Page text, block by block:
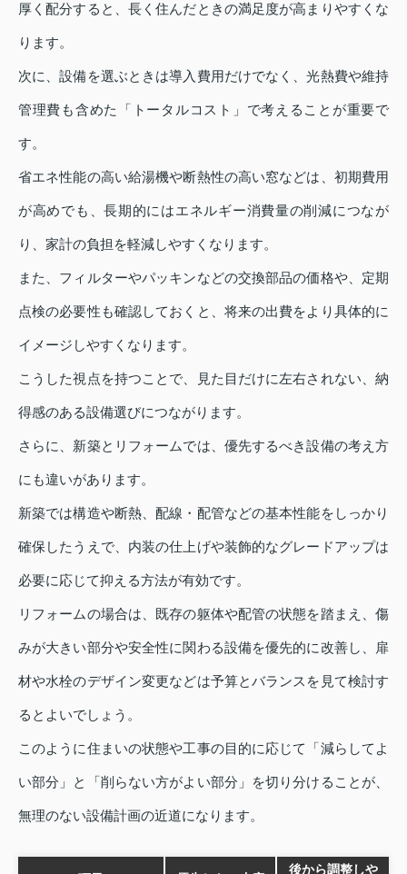
厚く配分すると、長く住んだときの満足度が高まりやすくな
ります。
次に、設備を選ぶときは導入費用だけでなく、光熱費や維持
管理費も含めた「トータルコスト」で考えることが重要で
す。
省エネ性能の高い給湯機や断熱性の高い窓などは、初期費用
が高めでも、長期的にはエネルギー消費量の削減につなが
り、家計の負担を軽減しやすくなります。
また、フィルターやパッキンなどの交換部品の価格や、定期
点検の必要性も確認しておくと、将来の出費をより具体的に
イメージしやすくなります。
こうした視点を持つことで、見た目だけに左右されない、納
得感のある設備選びにつながります。
さらに、新築とリフォームでは、優先するべき設備の考え方
にも違いがあります。
新築では構造や断熱、配線・配管などの基本性能をしっかり
確保したうえで、内装の仕上げや装飾的なグレードアップは
必要に応じて抑える方法が有効です。
リフォームの場合は、既存の躯体や配管の状態を踏まえ、傷
みが大きい部分や安全性に関わる設備を優先的に改善し、扉
材や水栓のデザイン変更などは予算とバランスを見て検討す
るとよいでしょう。
このように住まいの状態や工事の目的に応じて「減らしてよ
い部分」と「削らない方がよい部分」を切り分けることが、
無理のない設備計画の近道になります。
後から調整しや